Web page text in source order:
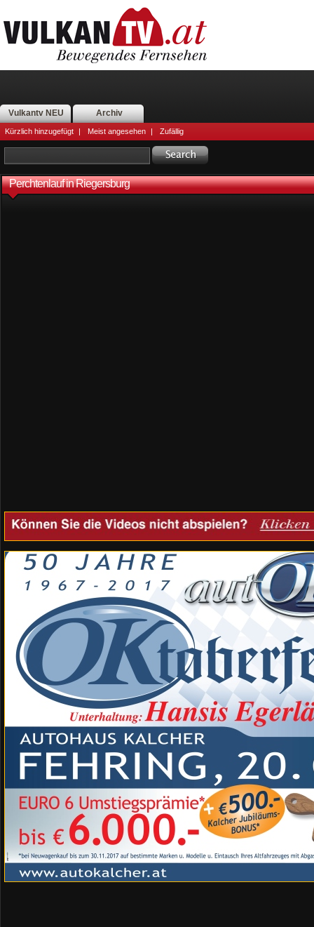
Vulkantv NEU Archiv
Kürzlich hinzugefügt | Meist angesehen | Zufällig
Perchtenlauf in Riegersburg